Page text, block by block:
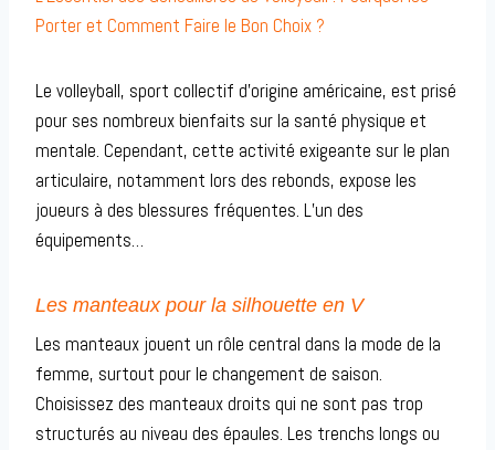
Porter et Comment Faire le Bon Choix ?
Le volleyball, sport collectif d’origine américaine, est prisé
pour ses nombreux bienfaits sur la santé physique et
mentale. Cependant, cette activité exigeante sur le plan
articulaire, notamment lors des rebonds, expose les
joueurs à des blessures fréquentes. L’un des
équipements…
Les manteaux pour la silhouette en V
Les manteaux jouent un rôle central dans la mode de la
femme, surtout pour le changement de saison.
Choisissez des manteaux droits qui ne sont pas trop
structurés au niveau des épaules. Les trenchs longs ou